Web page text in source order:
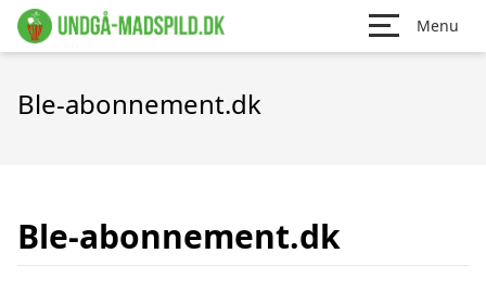
Menu
Ble-abonnement.dk
Ble-abonnement.dk